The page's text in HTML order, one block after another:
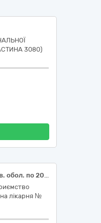
3080)
Альфа нормікс таблетки, в/плів. обол. по 200 мг №28; (Rifaximin); Гліцеринові супозиторії супозиторії по 2,63 г №10 (Glycerol); Гліцеринові супозиторії супозиторії по 0,88 г №10 (Glycerol); Індометацин Софарма супозиторії по 50 мг №6 (Indometacin); Метронідазол супозиторії вагінальні по 0,1 г №10 (Metronidazole); Банеоцин порошок нашкірний по 10 г у конт. (Comb drug); Соритмік таблетки по 80 мг №20 (Sotalol); Сульпірид-ЗН розчин для ін’єкцій 50 мг/мл по 2 мл в ампулі №10 (Sulpiride); Бравадин таблетки, в/плів. обол. по 5 мг №28 (Ivabradine); Аргосульфан крем 20 мг/г по 40 г у тубі (Sulfathiazole); Йоддицерин розчин нашкірний 5 мг/г по 25 мл у флаконі (Iodine); Ксантинолу нікотинат розчин для ін’єкцій 150 мг/мл по 2 мл в ампулі №10 (Xantinol nicotinate); Цинкова мазь 10 % по 20 г у тубах (Zinc oxide); Вертинекс таблетки по 5 мг №100 (Prochlorperazine); Едоксакорд таблетки, в/плів. обол. по 60 мг №30 (Edoxaban); Едоксакорд таблетки, в/плів. обол. по 30 мг №30 (Edoxaban); Мотоприд таблетки в/плів. обол. по 50 мг №40 (Itopride); Лукаст таблетки, в/плів. обол. по 10 мг №30 (Montelukast)
лікарня №